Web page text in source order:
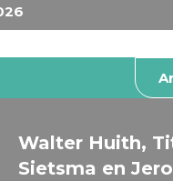
Walter Huith,
Sietsma en